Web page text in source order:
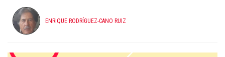
ENRIQUE RODRÍGUEZ-CANO RUIZ